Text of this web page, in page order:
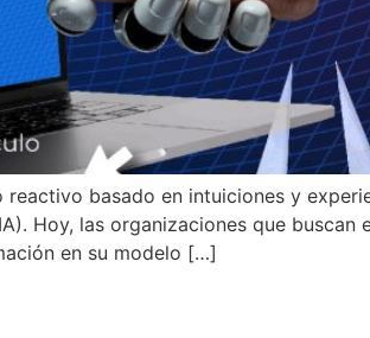
basado en intuiciones y
Hoy, las organizaciones que buscan
en su modelo […]